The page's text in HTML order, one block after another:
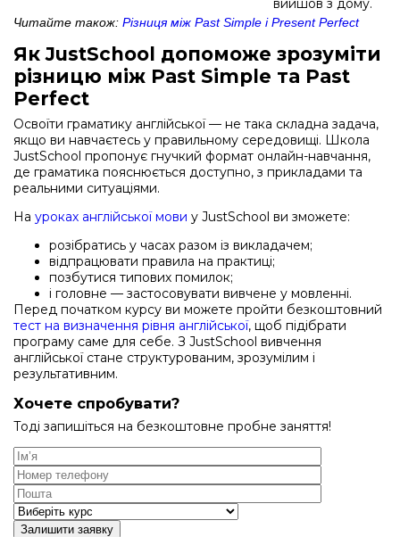
вийшов з дому.
Читайте також: Різниця між Past Simple і Present Perfect
Як JustSchool допоможе зрозуміти
різницю між Past Simple та Past
Perfect
Освоїти граматику англійської — не така складна задача,
якщо ви навчаєтесь у правильному середовищі. Школа
JustSchool пропонує гнучкий формат онлайн-навчання,
де граматика пояснюється доступно, з прикладами та
реальними ситуаціями.
На уроках англійської мови у JustSchool ви зможете:
розібратись у часах разом із викладачем;
відпрацювати правила на практиці;
позбутися типових помилок;
і головне — застосовувати вивчене у мовленні.
Перед початком курсу ви можете пройти безкоштовний
тест на визначення рівня англійської, щоб підібрати
програму саме для себе. З JustSchool вивчення
англійської стане структурованим, зрозумілим і
результативним.
Хочете спробувати?
Тоді запишіться на безкоштовне пробне заняття!
Залишити заявку